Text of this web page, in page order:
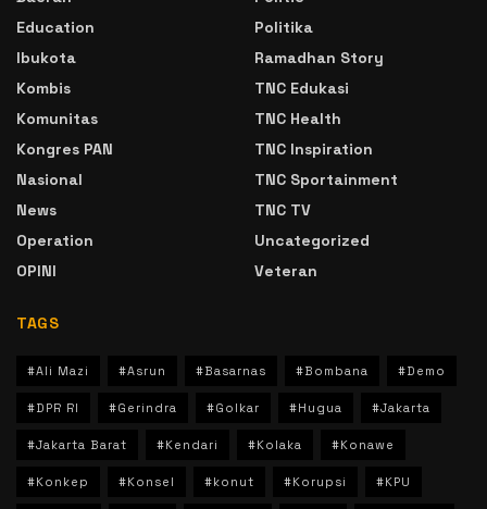
Education
Ibukota
Kombis
Komunitas
Kongres PAN
Nasional
News
Operation
OPINI
Politika
Ramadhan Story
TNC Edukasi
TNC Health
TNC Inspiration
TNC Sportainment
TNC TV
Uncategorized
Veteran
TAGS
#Ali Mazi #Asrun #Basarnas #Bombana #Demo
#DPR RI #Gerindra #Golkar #Hugua #Jakarta
#Jakarta Barat #Kendari #Kolaka #Konawe
#Konkep #Konsel #konut #Korupsi #KPU